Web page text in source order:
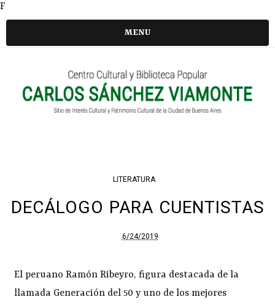
F
MENU
LITERATURA
DECÁLOGO PARA CUENTISTAS
6/24/2019
El peruano Ramón Ribeyro, figura destacada de la
llamada Generación del 50 y uno de los mejores